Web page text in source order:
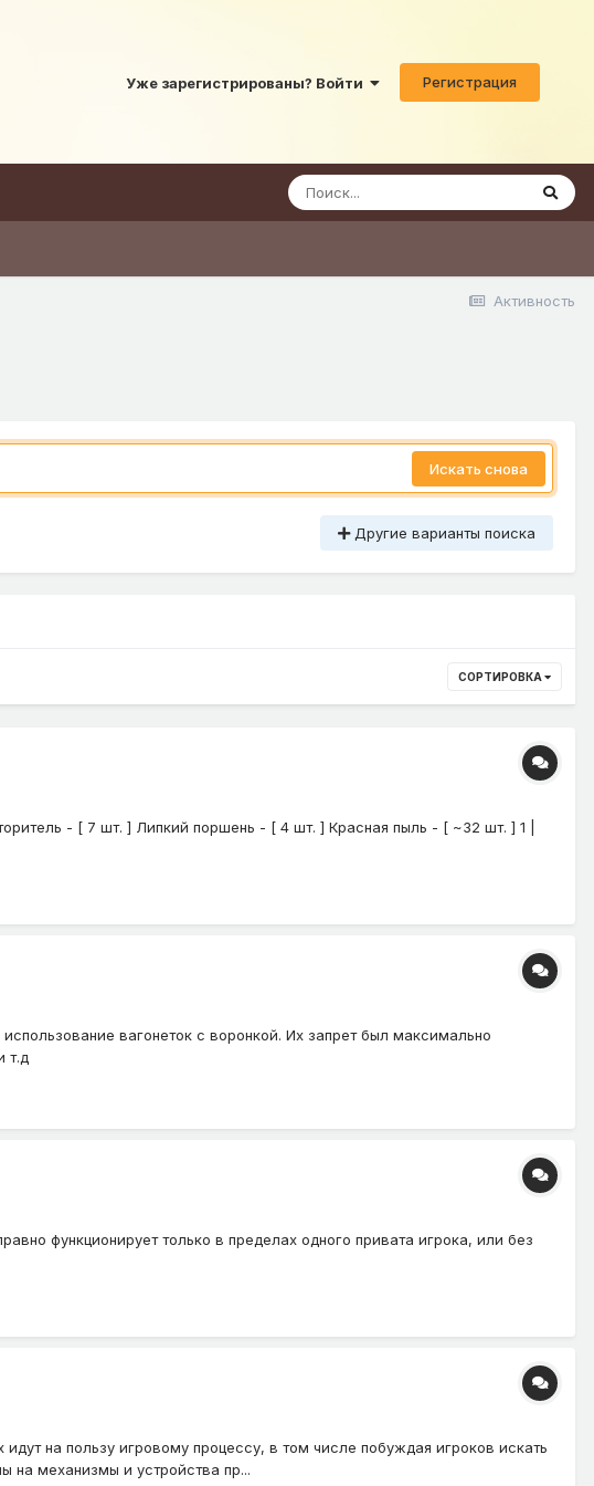
Уже зарегистрированы? Войти Регистрация
Активность
Искать снова
Другие варианты поиска
СОРТИРОВКА
- [ 7 шт. ] Липкий поршень - [ 4 шт. ] Красная пыль - [ ~32 шт. ] 1 |
вагонеток с воронкой. Их запрет был максимально
т.д
функционирует только в пределах одного привата игрока, или без
на пользу игровому процессу, в том числе побуждая игроков искать
на механизмы и устройства пр...